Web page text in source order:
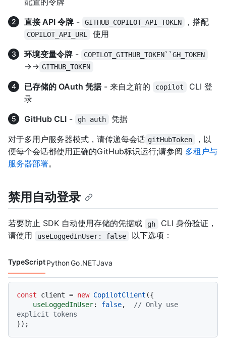
直接 API 令牌 - GITHUB_COPILOT_API_TOKEN ，搭配
COPILOT_API_URL
使用
环境变量令牌 - COPILOT_GITHUB_TOKEN``GH_TOKEN
→→ GITHUB_TOKEN
已存储的 OAuth 凭据- 来自之前的 copilot
CLI 登
录
GitHub CLI - gh auth
凭据
对于多用户服务器模式，请传递每会话 gitHubToken
，以
便每个会话都使用正确的GitHub标识运行;请参阅 多租户与
服务器部署。
禁用自动登录
若要防止 SDK 自动使用存储的凭据或 gh
CLI 身份验证，
请使用
useLoggedInUser: false 以下选项：
代码语言 navigation
TypeScriptPythonGo.NETJava
const client = new CopilotClient ({
useLoggedInUser: false, // Only use
explicit tokens